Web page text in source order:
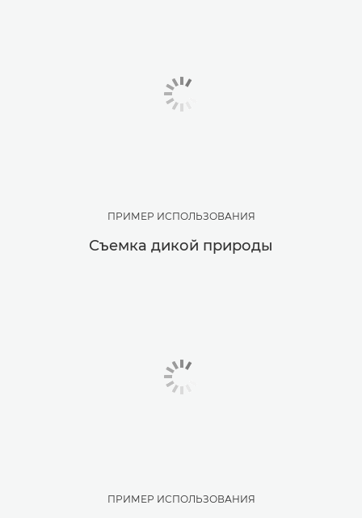
ПРИМЕР ИСПОЛЬЗОВАНИЯ
Съемка дикой природы
ПРИМЕР ИСПОЛЬЗОВАНИЯ